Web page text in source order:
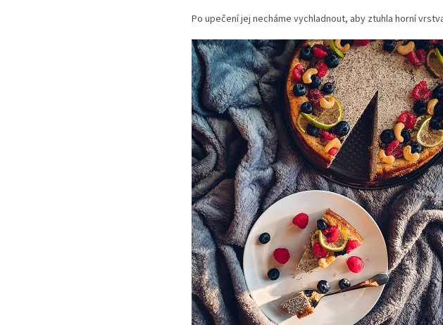
Po upečení jej necháme vychladnout, aby ztuhla horní